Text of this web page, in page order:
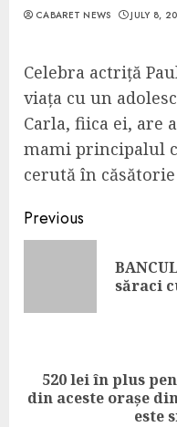
CABARET NEWS JULY 8,
Celebra actriță
viața cu un
Carla, fiica ei, are
mami principalul
cerută în
Continue
Reading
Previous
săraci
Next
520 lei în plus
din aceste orașe
este